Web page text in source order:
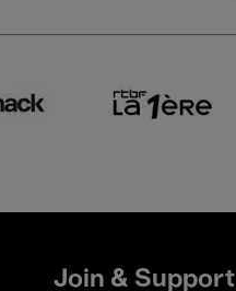
Join & Support